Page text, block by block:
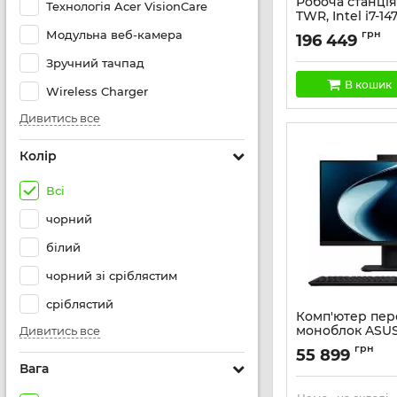
Технологія Acer VisionCare
Модульна веб-камера
Зручний тачпад
Wireless Charger
Дивитись все
Колір
Всі
чорний
білий
чорний зі сріблястим
сріблястий
Дивитись все
Вага
TWR, Intel i7-
F1TB, NVD
кл+м, Win11P
Артикул: A40K7ET
196 449 грн
В кошик
Комп'ютер
моноблок
BPCD950 23.8"
210H, 16GB,
WiFi, кл+м,
55 899 грн